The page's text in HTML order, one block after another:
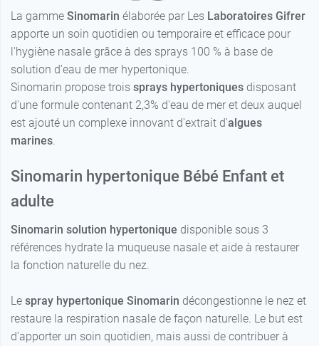
La gamme Sinomarin élaborée par Les Laboratoires Gifrer
apporte un soin quotidien ou temporaire et efficace pour
l'hygiène nasale grâce à des sprays 100 % à base de
solution d'eau de mer hypertonique.
Sinomarin propose trois sprays hypertoniques disposant
d'une formule contenant 2,3% d'eau de mer et deux auquel
est ajouté un complexe innovant d'extrait d'algues
marines
Sinomarin hypertonique Bébé Enfant et
adulte
Sinomarin solution hypertonique disponible sous 3
références hydrate la muqueuse nasale et aide à restaurer
la fonction naturelle du nez.
Le spray hypertonique Sinomarin décongestionne le nez et
restaure la respiration nasale de façon naturelle. Le but est
d'apporter un soin quotidien, mais aussi de contribuer à